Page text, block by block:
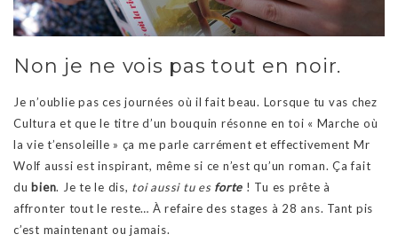
Non je ne vois pas tout en noir.
Je n’oublie pas ces journées où il fait beau. Lorsque tu vas chez
Cultura et que le titre d’un bouquin résonne en toi « Marche où
la vie t’ensoleille » ça me parle carrément et effectivement Mr
Wolf aussi est inspirant, même si ce n’est qu’un roman. Ça fait
du bien. Je te le dis, toi aussi tu es forte ! Tu es prête à
affronter tout le reste… À refaire des stages à 28 ans. Tant pis
c’est maintenant ou jamais.